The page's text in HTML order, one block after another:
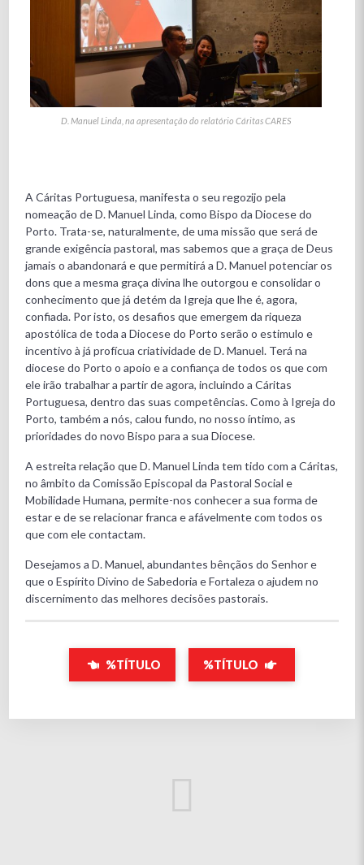
D. Manuel Linda, na apresentação do relatório Cáritas CARES
A Cáritas Portuguesa, manifesta o seu regozijo pela
nomeação de D. Manuel Linda, como Bispo da Diocese do
Porto. Trata-se, naturalmente, de uma missão que será de
grande exigência pastoral, mas sabemos que a graça de Deus
jamais o abandonará e que permitirá a D. Manuel potenciar os
dons que a mesma graça divina lhe outorgou e consolidar o
conhecimento que já detém da Igreja que lhe é, agora,
confiada. Por isto, os desafios que emergem da riqueza
apostólica de toda a Diocese do Porto serão o estimulo e
incentivo à já profícua criatividade de D. Manuel. Terá na
diocese do Porto o apoio e a confiança de todos os que com
ele irão trabalhar a partir de agora, incluindo a Cáritas
Portuguesa, dentro das suas competências. Como à Igreja do
Porto, também a nós, calou fundo, no nosso íntimo, as
prioridades do novo Bispo para a sua Diocese.
A estreita relação que D. Manuel Linda tem tido com a Cáritas,
no âmbito da Comissão Episcopal da Pastoral Social e
Mobilidade Humana, permite-nos conhecer a sua forma de
estar e de se relacionar franca e afávelmente com todos os
que com ele contactam.
Desejamos a D. Manuel, abundantes bênçãos do Senhor e
que o Espírito Divino de Sabedoria e Fortaleza o ajudem no
discernimento das melhores decisões pastorais.
%TÍTULO %TÍTULO